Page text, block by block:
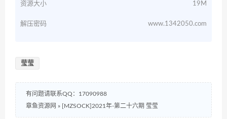
资源大小 19M
解压密码 www.1342050.com
莹莹
有问题请联系QQ：17090988
章鱼资源网 » [MZSOCK]2021年-第二十六期 莹莹